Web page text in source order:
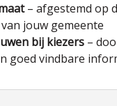
– afgestemd op
jouw gemeente
bij kiezers –
goed vindbare